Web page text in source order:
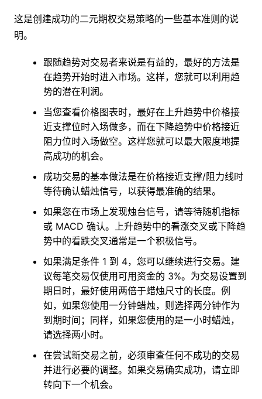
这是创建成功的二元期权交易策略的一些基本准则的说
明。
跟随趋势对交易者来说是有益的，最好的方法是
在趋势开始时进入市场。这样，您就可以利用趋
势的潜在利润。
当您查看价格图表时，最好在上升趋势中价格接
近支撑位时入场做多，而在下降趋势中价格接近
阻力位时入场做空。这样您就可以最大限度地提
高成功的机会。
成功交易的基本做法是在价格接近支撑/阻力线时
等待确认蜡烛信号，以获得最准确的结果。
如果您在市场上发现烛台信号，请等待随机指标
或 MACD 确认。上升趋势中的看涨交叉或下降趋
势中的看跌交叉通常是一个积极信号。
如果满足条件 1 到 4，您可以继续进行交易。建
议每笔交易仅使用可用资金的 3%。为交易设置到
期日时，最好使用两倍于蜡烛尺寸的长度。例
如，如果您使用一分钟蜡烛，则选择两分钟作为
到期时间；同样，如果您使用的是一小时蜡烛，
请选择两小时。
在尝试新交易之前，必须审查任何不成功的交易
并进行必要的调整。如果交易确实成功，请立即
转向下一个机会。